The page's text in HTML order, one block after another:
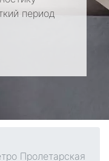
период
Пролетарская